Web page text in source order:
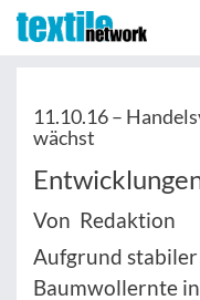
11.10.16 –
wächst
Von Redaktion
Aufgrund
Baumwollernte